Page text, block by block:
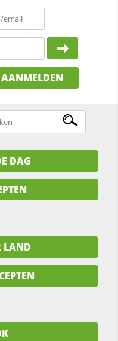
AANMELDEN
DAG
LAND